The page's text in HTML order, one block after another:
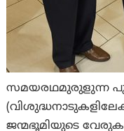
സമയരഥമുരുളുന്ന
ജന്മഭൂമിയുടെ